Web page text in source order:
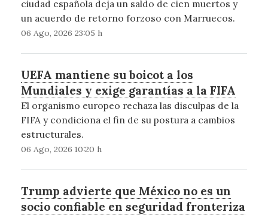
ciudad española deja un saldo de cien muertos y
un acuerdo de retorno forzoso con Marruecos.
06 Ago, 2026 23:05 h
UEFA mantiene su boicot a los
Mundiales y exige garantías a la FIFA
El organismo europeo rechaza las disculpas de la
FIFA y condiciona el fin de su postura a cambios
estructurales.
06 Ago, 2026 10:20 h
Trump advierte que México no es un
socio confiable en seguridad fronteriza